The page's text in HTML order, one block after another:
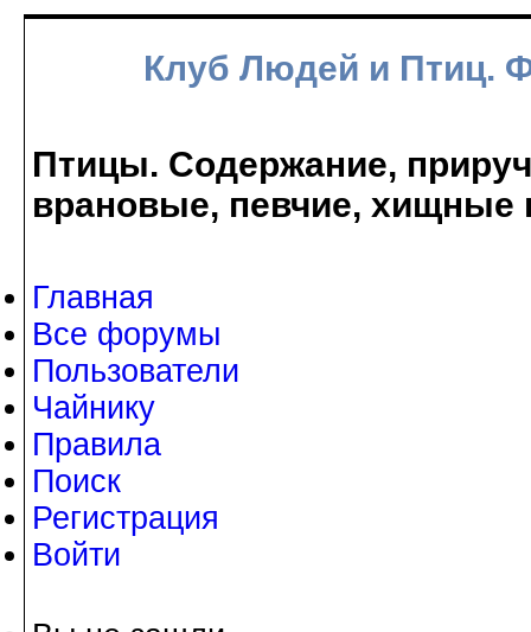
Клуб Людей и Птиц.
Птицы. Содержание,
врановые, певчие, хищные
Главная
Все форумы
Пользователи
Чайнику
Правила
Поиск
Регистрация
Войти